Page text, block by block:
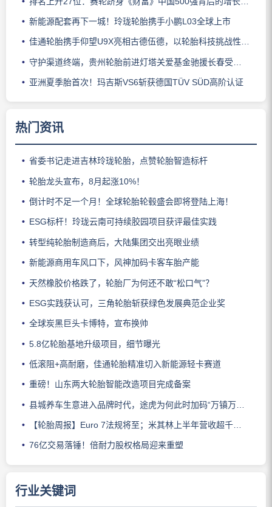
新能源配套再下一城！玲珑轮胎携手小鹏L03全球上市
佳通轮胎携手仰望U9X亮相古德伍德，以轮胎科技挑战性能边界
守护渠道终端，贵州轮胎前进灯塔关爱基金驰援长春受灾门店
亚洲夏季胎首次！玛吉斯VS6斩获德国TÜV SÜD高阶认证
热门资讯
省委书记走进吉林玲珑轮胎，点赞轮胎智造标杆
轮胎龙头宣布，8月起涨10%！
倒计时不足一个月！全球轮胎轮毂盛会即将登陆上海！
ESG标杆！玲珑云南可持续胶园项目获评最佳实践
转型纯轮胎制造商后，大陆集团交出亮眼业绩
新能源商用车风口下，风神加码卡客车胎产能
天然橡胶价格跌了，轮胎厂为何还不敢“松口气”？
ESG实践获认可，三角轮胎斩获绿色发展典范企业奖
全球炭黑巨头卡博特，宣布换帅
5.8亿轮胎基地升级项目，细节曝光
低滚阻+高耐磨，佳通轮胎精准切入新能源轻卡赛道
重磅！山东两大轮胎智能改造项目完成备案
县城养车生意进入品牌时代，途虎为何此时加码“万镇万店”？
【轮胎周报】Euro 7法规将至；米其林上半年营收超千亿；倍耐力上半年盈利稳增；龙星炭黑斩获欧洲近万吨订单
76亿交易落锤！倍耐力股权格局迎来重塑
行业关键词